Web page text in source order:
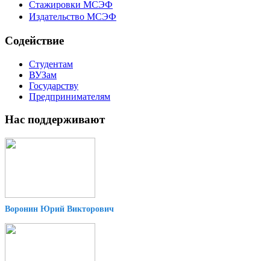
Стажировки МСЭФ
Издательство МСЭФ
Содействие
Студентам
ВУЗам
Государству
Предпринимателям
Нас поддерживают
Воронин Юрий Викторович